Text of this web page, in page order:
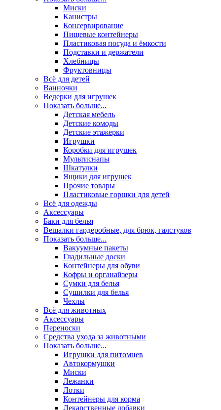
Миски
Канистры
Консервирование
Пищевые контейнеры
Пластиковая посуда и ёмкости
Подставки и держатели
Хлебницы
Фруктовницы
Всё для детей
Ванночки
Ведерки для игрушек
Показать больше...
Детская мебель
Детские комоды
Детские этажерки
Игрушки
Коробки для игрушек
Мультиснапы
Шкатулки
Ящики для игрушек
Прочие товары
Пластиковые горшки для детей
Всё для одежды
Аксессуары
Баки для белья
Вешалки гардеробные, для брюк, галстуков
Показать больше...
Вакуумные пакеты
Гладильные доски
Контейнеры для обуви
Кофры и органайзеры
Сумки для белья
Сушилки для белья
Чехлы
Всё для животных
Аксесcуары
Переноски
Средства ухода за животными
Показать больше...
Игрушки для питомцев
Автокормушки
Миски
Лежанки
Лотки
Контейнеры для корма
Лекарственные добавки